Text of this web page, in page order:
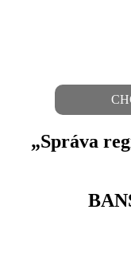
„Správa